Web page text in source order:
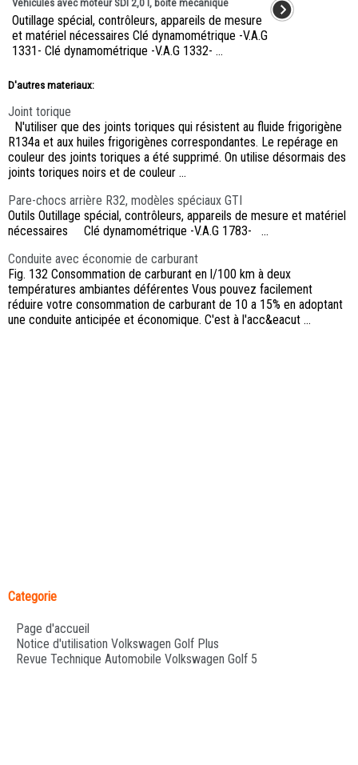
Véhicules avec moteur SDI 2,0 l, boîte mécanique
Outillage spécial, contrôleurs, appareils de mesure
et matériel nécessaires Clé dynamométrique -V.A.G
1331- Clé dynamométrique -V.A.G 1332- ...
D'autres materiaux:
Joint torique
N'utiliser que des joints toriques qui résistent au fluide frigorigène
R134a et aux huiles frigorigènes correspondantes. Le repérage en
couleur des joints toriques a été supprimé. On utilise désormais des
joints toriques noirs et de couleur ...
Pare-chocs arrière R32, modèles spéciaux GTI
Outils Outillage spécial, contrôleurs, appareils de mesure et matériel
nécessaires Clé dynamométrique -V.A.G 1783- ...
Conduite avec économie de carburant
Fig. 132 Consommation de carburant en l/100 km à deux
températures ambiantes déférentes Vous pouvez facilement
réduire votre consommation de carburant de 10 a 15% en adoptant
une conduite anticipée et économique. C'est à l'acc&eacut ...
Categorie
Page d'accueil
Notice d'utilisation Volkswagen Golf Plus
Revue Technique Automobile Volkswagen Golf 5